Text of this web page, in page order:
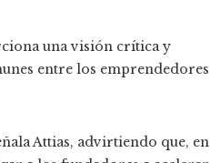
una visión crítica y
entre los emprendedores
Attias, advirtiendo que, en